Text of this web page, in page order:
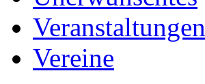
Veranstaltungen
Vereine